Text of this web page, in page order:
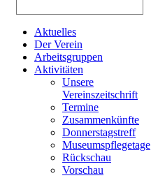
Aktuelles
Der Verein
Arbeitsgruppen
Aktivitäten
Unsere
Vereinszeitschrift
Termine
Zusammenkünfte
Donnerstagstreff
Museumspflegetage
Rückschau
Vorschau